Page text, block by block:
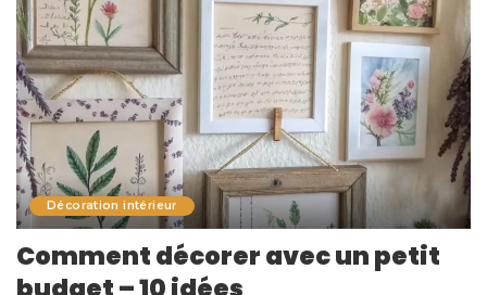
Décoration intérieur
Comment décorer avec un petit